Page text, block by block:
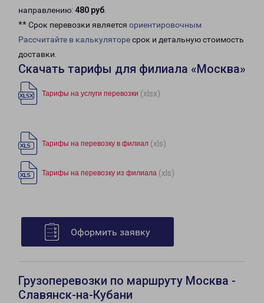
направлению: 480 руб.
** Срок перевозки является ориентировочным
Рассчитайте в калькуляторесрок и детальную стоимость
доставки.
Скачать тарифы для филиала «Москва»
Тарифы на услуги перевозки (xlsx)
Тарифы на перевозку в филиал (xls)
Тарифы на перевозку из филиала (xls)
Оформить заявку
Грузоперевозки по маршруту Москва -
Славянск-на-Кубани